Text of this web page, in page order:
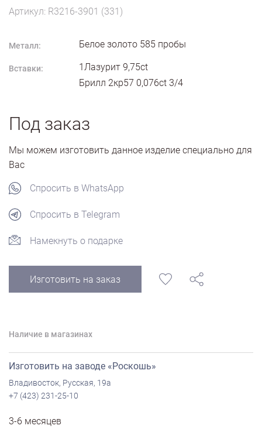
Артикул: R3216-3901 (331)
Металл: Белое золото 585 пробы
Вставки:
1Лазурит 9,75ct
Брилл 2кр57 0,076ct 3/4
Под заказ
Мы можем изготовить данное изделие специально для
Вас
Спросить в WhatsApp
Спросить в Telegram
Намекнуть о подарке
Изготовить на заказ
Наличие в магазинах
Изготовить на заводе «Роскошь»
Владивосток, Русская, 19а
+7 (423) 231-25-10
3-6 месяцев